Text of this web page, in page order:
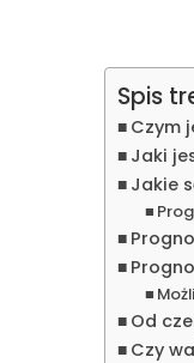
Spis
Czym
Jaki
Jakie
Od
Czy